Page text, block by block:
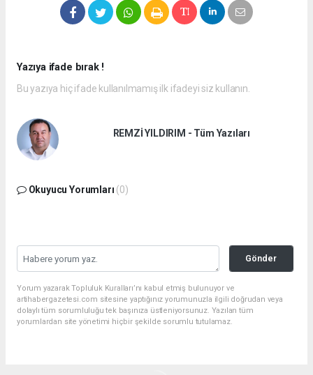
Yazıya ifade bırak !
Bu yazıya hiç ifade kullanılmamış ilk ifadeyi siz kullanın.
REMZİ YILDIRIM - Tüm Yazıları
Okuyucu Yorumları (0)
Gönder
Yorum yazarak Topluluk Kuralları’nı kabul etmiş bulunuyor ve
artihabergazetesi.com sitesine yaptığınız yorumunuzla ilgili doğrudan veya
dolaylı tüm sorumluluğu tek başınıza üstleniyorsunuz. Yazılan tüm
yorumlardan site yönetimi hiçbir şekilde sorumlu tutulamaz.